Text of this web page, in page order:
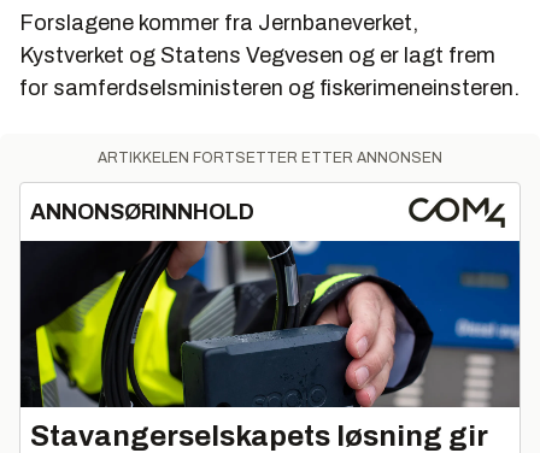
Forslagene kommer fra Jernbaneverket,
Kystverket og Statens Vegvesen og er lagt frem
for samferdselsministeren og fiskerimeneinsteren.
ARTIKKELEN FORTSETTER ETTER ANNONSEN
ANNONSØRINNHOLD
Stavangerselskapets løsning gir